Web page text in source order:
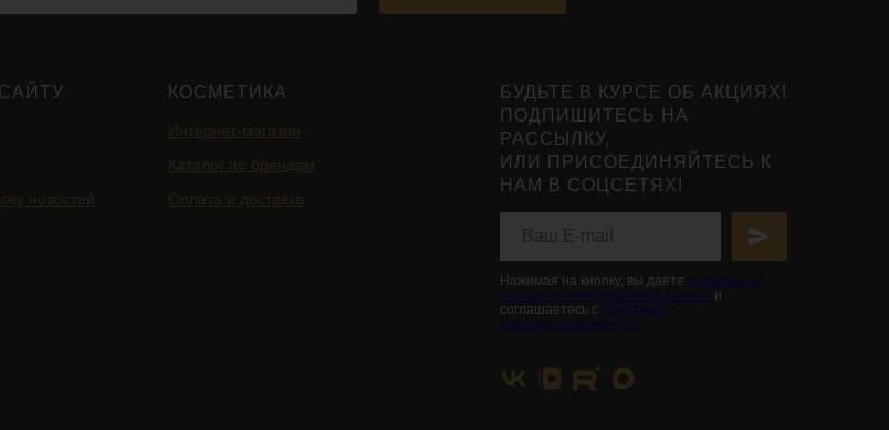
новостей
КОСМЕТИКА
Интернет-магазин
Каталог по брендам
Оплата и доставка
БУДЬТЕ В КУРСЕ ОБ АКЦИЯХ!
ПОДПИШИТЕСЬ НА
РАССЫЛКУ,
ИЛИ ПРИСОЕДИНЯЙТЕСЬ К
НАМ В СОЦСЕТЯХ!
Нажимая на кнопку, вы даете согласие на
обработку персональных данных и
соглашаетесь с политикой
конфиденциальности